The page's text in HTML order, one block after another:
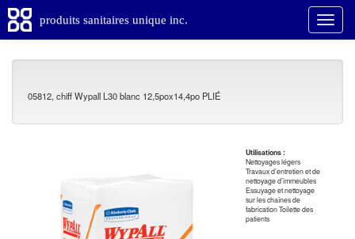
produits sanitaires unique inc.
05812, chiff Wypall L30 blanc 12,5pox14,4po PLIÉ
Utilisations :
Nettoyages légers
Travaux d’entretien et de
nettoyage d’immeubles
Essuyage et nettoyage
sur les chaînes de
fabrication Toilette des
patients